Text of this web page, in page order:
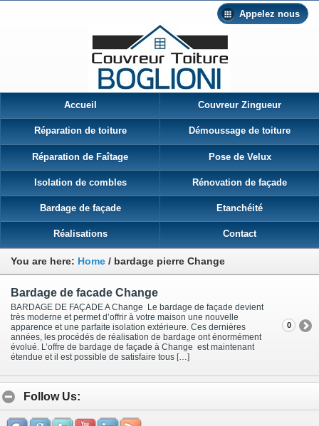
Appelez nous
Accueil Couvreur Zingueur
Réparation de toiture Démoussage de toiture
Réparation de Faîtage Pose de Velux
Isolation de combles Rénovation de façade
Bardage de façade Etanchéité
Réalisations Contact
You are here: Home / bardage pierre Change
Bardage de facade Change
BARDAGE DE FAÇADE A Change Le bardage de façade devient
très moderne et permet d’offrir à votre maison une nouvelle
apparence et une parfaite isolation extérieure. Ces dernières
années, les procédés de réalisation de bardage ont énormément
évolué. L’offre de bardage de façade à Change est maintenant
étendue et il est possible de satisfaire tous […]
0
Follow Us: